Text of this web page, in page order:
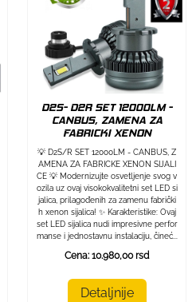
D2S- D2R SET 12000LM -
CANBUS, ZAMENA ZA
FABRICKI XENON
💡 D2S/R SET 12000LM - CANBUS, Z
AMENA ZA FABRICKE XENON SIJALI
CE 💡 Modernizujte osvetljenje svog v
ozila uz ovaj visokokvalitetni set LED si
jalica, prilagođenih za zamenu fabrički
h xenon sijalica! ✨ Karakteristike: Ovaj
set LED sijalica nudi impresivne perfor
manse i jednostavnu instalaciju, čineć...
Cena: 10.980,00 rsd
Detaljnije